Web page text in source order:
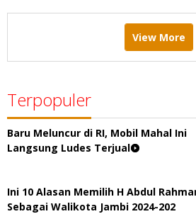
View More
Terpopuler
Baru Meluncur di RI, Mobil Mahal Ini
Langsung Ludes Terjual
Ini 10 Alasan Memilih H Abdul
Sebagai Walikota Jambi 2024-202